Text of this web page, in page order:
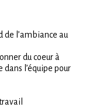
de l’ambiance au
du coeur à
dans l’équipe pour